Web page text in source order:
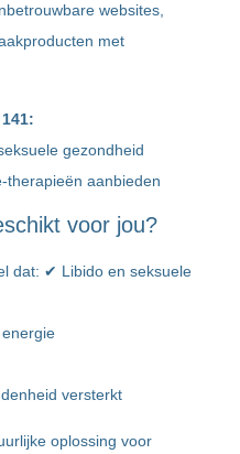
websites,
met
gezondheid
therapieën aanbieden
voor jou?
dat: ✔ Libido en seksuele
versterkt
oplossing voor